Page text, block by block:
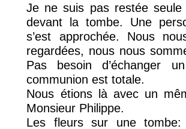
Je ne suis pas restée seule
devant la tombe. Une
s’est approchée. Nous
regardées, nous nous
Pas besoin d’échanger
communion est totale.
Nous étions là avec un
Monsieur Philippe.
Les fleurs sur une